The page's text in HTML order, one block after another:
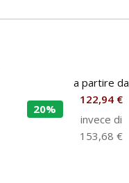
20%
a partire da
122,94 €
invece di
153,68 €